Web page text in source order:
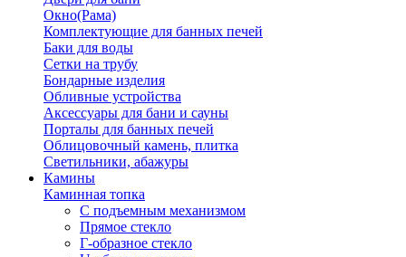
Окно(Рама)
Комплектующие для банных печей
Баки для воды
Сетки на трубу
Бондарные изделия
Обливные устройства
Аксессуары для бани и сауны
Порталы для банных печей
Облицовочный камень, плитка
Светильники, абажуры
Камины
Каминная топка
С подъемным механизмом
Прямое стекло
Г-образное стекло